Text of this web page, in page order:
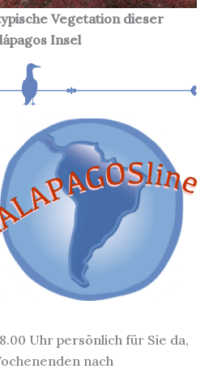
Vegetation dieser
Insel
Uhr persönlich für Sie da,
nach